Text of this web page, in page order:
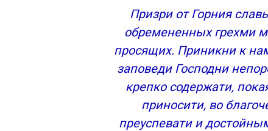
Призри от Горния
обремененных грехми
просящих. Приникни к
заповеди Господни
крепко содержати,
приносити, во
преуспевати и